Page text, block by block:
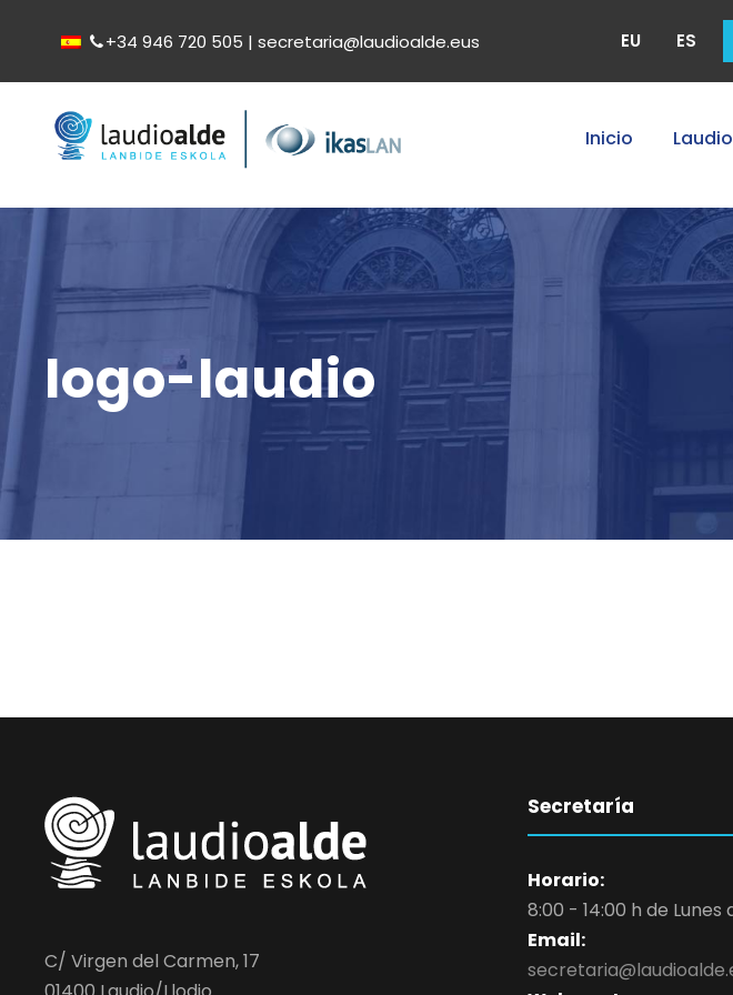
+34 946 720 505 | secretaria@laudioalde.eus EU ES
Inicio
logo-laudio
C/ Virgen del Carmen, 17
Secretaría
Horario:
8:00 - 14:00 h de Lunes
Email: